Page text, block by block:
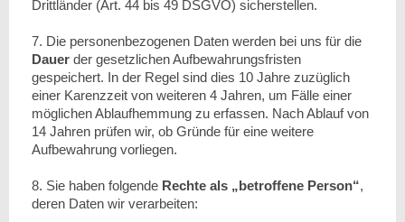
Drittländer (Art. 44 bis 49 DSGVO) sicherstellen.
7. Die personenbezogenen Daten werden bei uns für die
Dauer der gesetzlichen Aufbewahrungsfristen
gespeichert. In der Regel sind dies 10 Jahre zuzüglich
einer Karenzzeit von weiteren 4 Jahren, um Fälle einer
möglichen Ablaufhemmung zu erfassen. Nach Ablauf von
14 Jahren prüfen wir, ob Gründe für eine weitere
Aufbewahrung vorliegen.
8. Sie haben folgende Rechte als „betroffene Person“,
deren Daten wir verarbeiten: